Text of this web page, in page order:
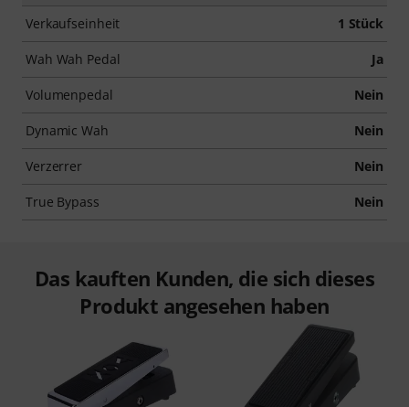
Verkaufseinheit 1 Stück
Wah Wah Pedal Ja
Volumenpedal Nein
Dynamic Wah Nein
Verzerrer Nein
True Bypass Nein
Das kauften Kunden, die sich dieses
Produkt angesehen haben